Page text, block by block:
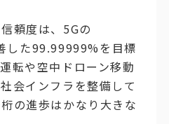
頼度は、5Gの
した99.99999%を目標
転や空中ドローン移動
会インフラを整備して
の進歩はかなり大きな